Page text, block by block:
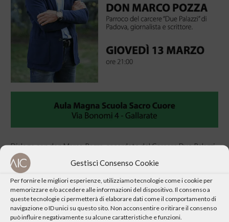
Gestisci Consenso Cookie
Per fornire le migliori esperienze, utilizziamo tecnologie come i cookie per
memorizzare e/o accedere alle informazioni del dispositivo. Il consenso a
queste tecnologie ci permetterà di elaborare dati come il comportamento di
navigazione o ID unici su questo sito. Non acconsentire o ritirare il consenso
può influire negativamente su alcune caratteristiche e funzioni.
Dialogo con don Marco Pozza, sacerdote del Carcere Due Palazzi
di Padova; che per primo ha incontrato la grande Speranza, e
instancabilmente la condivide e la testimonia ai suoi fratelli lì
rinchiusi.